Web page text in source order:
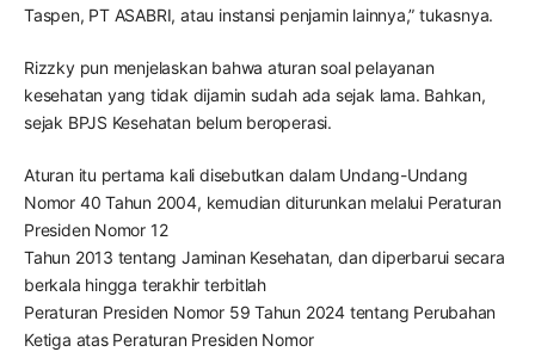
Taspen, PT ASABRI, atau instansi penjamin lainnya,” tukasnya.
Rizzky pun menjelaskan bahwa aturan soal pelayanan
kesehatan yang tidak dijamin sudah ada sejak lama. Bahkan,
sejak BPJS Kesehatan belum beroperasi.
Aturan itu pertama kali disebutkan dalam Undang-Undang
Nomor 40 Tahun 2004, kemudian diturunkan melalui Peraturan
Presiden Nomor 12
Tahun 2013 tentang Jaminan Kesehatan, dan diperbarui secara
berkala hingga terakhir terbitlah
Peraturan Presiden Nomor 59 Tahun 2024 tentang Perubahan
Ketiga atas Peraturan Presiden Nomor